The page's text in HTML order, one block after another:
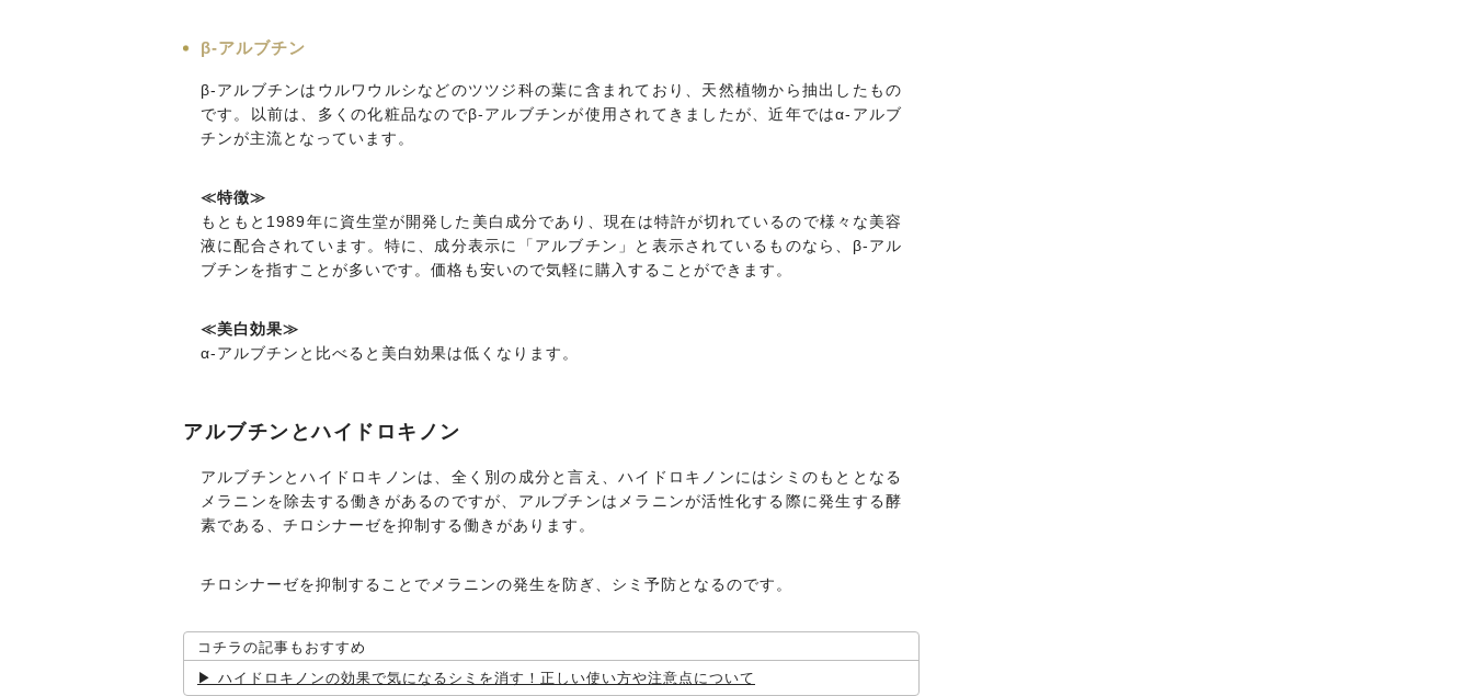
β-アルブチン
β-アルブチンはウルワウルシなどのツツジ科の葉に含まれており、天然植物から抽出したもの
です。以前は、多くの化粧品なのでβ-アルブチンが使用されてきましたが、近年ではα-アルブ
チンが主流となっています。
≪特徴≫
もともと1989年に資生堂が開発した美白成分であり、現在は特許が切れているので様々な美容
液に配合されています。特に、成分表示に「アルブチン」と表示されているものなら、β-アル
ブチンを指すことが多いです。価格も安いので気軽に購入することができます。
≪美白効果≫
α-アルブチンと比べると美白効果は低くなります。
アルブチンとハイドロキノン
アルブチンとハイドロキノンは、全く別の成分と言え、ハイドロキノンにはシミのもととなる
メラニンを除去する働きがあるのですが、アルブチンはメラニンが活性化する際に発生する酵
素である、チロシナーゼを抑制する働きがあります。
チロシナーゼを抑制することでメラニンの発生を防ぎ、シミ予防となるのです。
コチラの記事もおすすめ
ハイドロキノンの効果で気になるシミを消す！正しい使い方や注意点について